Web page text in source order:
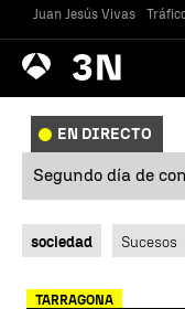
Juan Jesús Vivas
Antena
3 Noticias
EN DIRECTO
Segundo día de
sociedad Sucesos
TARRAGONA